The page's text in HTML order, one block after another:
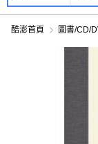
酷澎首頁 圖書/CD/